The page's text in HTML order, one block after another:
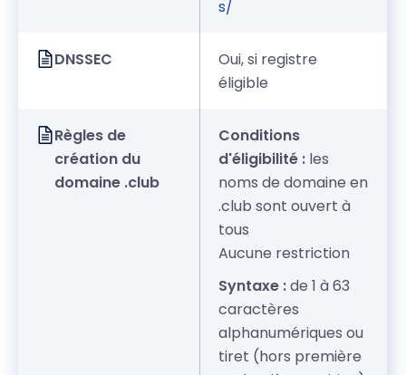
s/
DNSSEC
Oui, si registre
éligible
Règles de
création du
domaine .club
Conditions
d'éligibilité : les
noms de domaine en
.club sont ouvert à
tous
Aucune restriction
Syntaxe :de 1 à 63
caractères
alphanumériques ou
tiret (hors première